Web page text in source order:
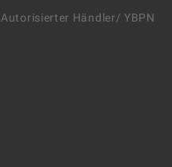
Autorisierter Händler/ YBPN